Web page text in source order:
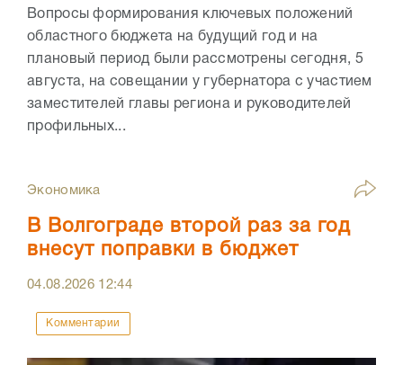
Вопросы формирования ключевых положений
областного бюджета на будущий год и на
плановый период были рассмотрены сегодня, 5
августа, на совещании у губернатора с участием
заместителей главы региона и руководителей
профильных...
Экономика
В Волгограде второй раз за год
внесут поправки в бюджет
04.08.2026 12:44
Комментарии